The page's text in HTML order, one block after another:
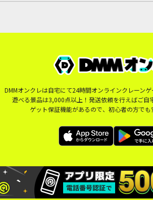
DMMオンクレは自宅にて24時間オンラインクレーン
遊べる景品は3,000点以上！発送依頼を行えばご自
ゲット保証機能があるので、初心者の方でも